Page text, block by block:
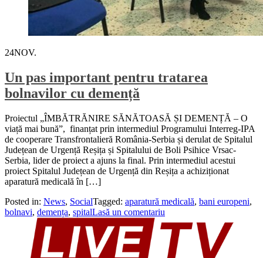
24NOV.
Un pas important pentru tratarea
bolnavilor cu demență
Proiectul „ÎMBĂTRĂNIRE SĂNĂTOASĂ ȘI DEMENȚĂ – O
viață mai bună”, finanțat prin intermediul Programului Interreg-IPA
de cooperare Transfrontalieră România-Serbia și derulat de Spitalul
Județean de Urgență Reșița și Spitalului de Boli Psihice Vrsac-
Serbia, lider de proiect a ajuns la final. Prin intermediul acestui
proiect Spitalul Județean de Urgență din Reșița a achiziționat
aparatură medicală în […]
Posted in: News, SocialTagged: aparatură medicală, bani europeni,
bolnavi, demența, spitalLasă un comentariu